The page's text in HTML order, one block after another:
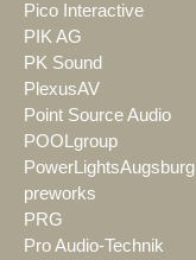
Pico Interactive
PIK AG
PK Sound
PlexusAV
Point Source Audio
POOLgroup
PowerLightsAugsburg
preworks
PRG
Pro Audio-Technik